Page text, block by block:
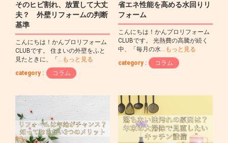
そのヒビ割れ、放置して大丈
夫？ 外壁リフォームの判断
基準
こんにちは！かんプロリフォーム
CLUBです。 住まいの外壁をふと
見たときに、「 …もっと見る
category :
コラム
省エネ性能を高める水回りリ
フォーム
こんにちは！かんプロリフォーム
CLUBです。 光熱費の高騰が続く
中、「毎月の水…もっと見る
category :
コラム